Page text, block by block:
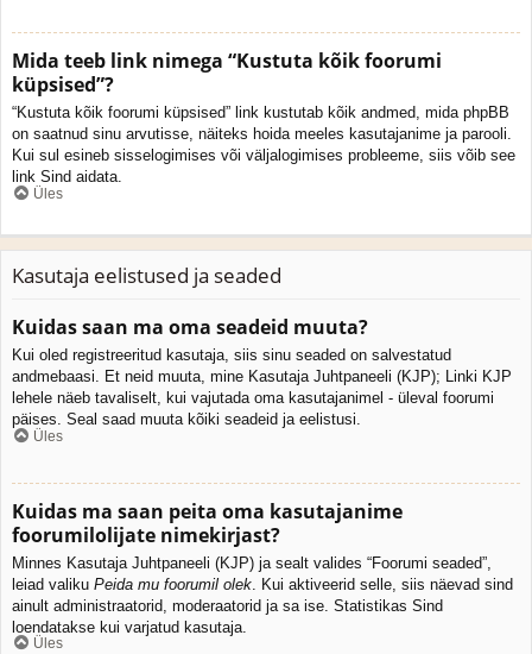
Mida teeb link nimega “Kustuta kõik foorumi
küpsised”?
“Kustuta kõik foorumi küpsised” link kustutab kõik andmed, mida phpBB
on saatnud sinu arvutisse, näiteks hoida meeles kasutajanime ja parooli.
Kui sul esineb sisselogimises või väljalogimises probleeme, siis võib see
link Sind aidata.
Üles
Kasutaja eelistused ja seaded
Kuidas saan ma oma seadeid muuta?
Kui oled registreeritud kasutaja, siis sinu seaded on salvestatud
andmebaasi. Et neid muuta, mine Kasutaja Juhtpaneeli (KJP); Linki KJP
lehele näeb tavaliselt, kui vajutada oma kasutajanimel - üleval foorumi
päises. Seal saad muuta kõiki seadeid ja eelistusi.
Üles
Kuidas ma saan peita oma kasutajanime
foorumilolijate nimekirjast?
Minnes Kasutaja Juhtpaneeli (KJP) ja sealt valides “Foorumi seaded”,
leiad valiku Peida mu foorumil olek . Kui aktiveerid selle, siis näevad sind
ainult administraatorid, moderaatorid ja sa ise. Statistikas Sind
loendatakse kui varjatud kasutaja.
Üles